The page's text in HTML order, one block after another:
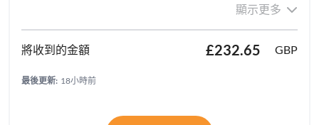
顯示更多
£232.65 GBP
最後更新: 18小時前